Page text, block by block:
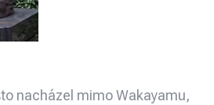
nacházel mimo Wakayamu,